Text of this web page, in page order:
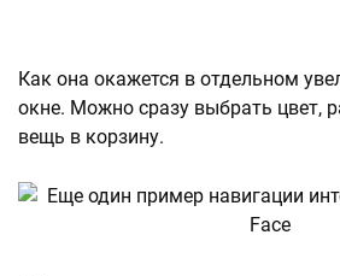
Как она окажется в отдельном
окне. Можно сразу выбрать цвет,
вещь в корзину.